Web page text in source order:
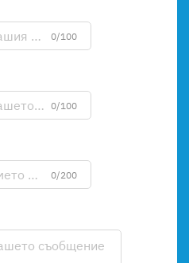
0/100
0/100
0/200